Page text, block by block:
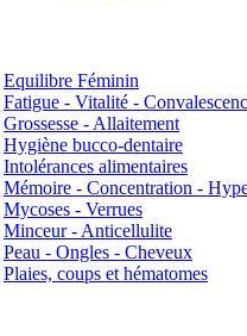
Equilibre Féminin
Fatigue - Vitalité -
Grossesse - Allaitement
Hygiène bucco-dentaire
Intolérances alimentaires
Mémoire - Concentration -
Mycoses - Verrues
Minceur - Anticellulite
Peau - Ongles - Cheveux
Plaies, coups et hématomes